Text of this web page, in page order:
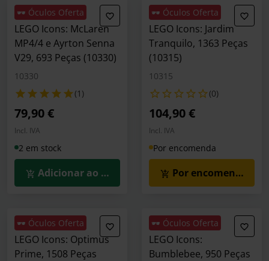
🕶️ Óculos Oferta
LEGO Icons: McLaren
MP4/4 e Ayrton Senna
V29, 693 Peças (10330)
10330
(1)
79,90 €
Incl. IVA
2 em stock
Adicionar ao Carrinho
🕶️ Óculos Oferta
LEGO Icons: Jardim
Tranquilo, 1363 Peças
(10315)
10315
(0)
104,90 €
Incl. IVA
Por encomenda
Por encomenda
🕶️ Óculos Oferta
LEGO Icons: Optimus
Prime, 1508 Peças
🕶️ Óculos Oferta
LEGO Icons:
Bumblebee, 950 Peças